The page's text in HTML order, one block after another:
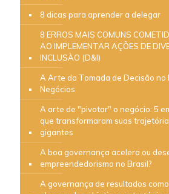
8 dicas para aprender a delegar
8 ERROS MAIS COMUNS
AO IMPLEMENTAR AÇÕES DE
INCLUSÀO (D&I)
A Arte da Tomada de Decisão no
Negócios
A arte de "pivotar" o negócio: 5
que transformaram suas
gigantes
A boa governança acelera ou
empreendedorismo no Brasil?
A governança de resultados